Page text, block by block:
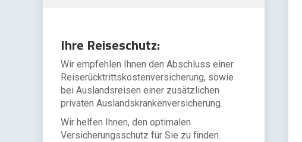
Ihre Reiseschutz:
Wir empfehlen Ihnen den Abschluss einer
Reiserücktrittskostenversicherung, sowie
bei Auslandsreisen einer zusätzlichen
privaten Auslandskrankenversicherung.
Wir helfen Ihnen, den optimalen
Versicherungsschutz für Sie zu finden.